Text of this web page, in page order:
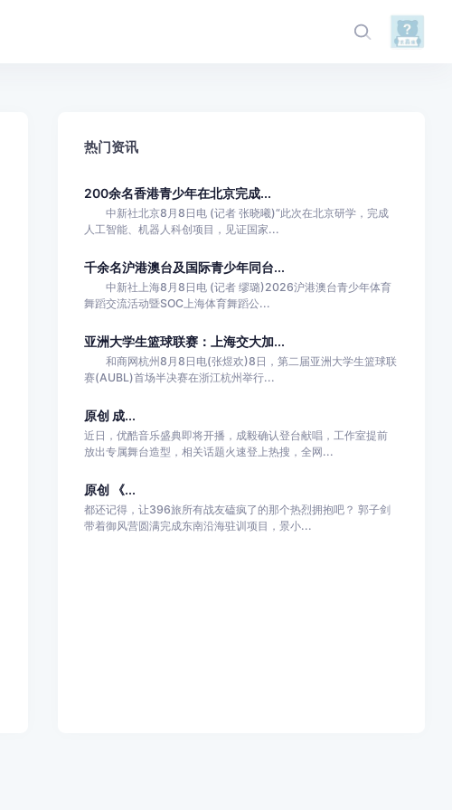
热门资讯
200余名香港青少年在北京完成...
中新社北京8月8日电 (记者 张晓曦)“此次在北京研学，完成
人工智能、机器人科创项目，见证国家...
千余名沪港澳台及国际青少年同台...
中新社上海8月8日电 (记者 缪璐)2026沪港澳台青少年体育
舞蹈交流活动暨SOC上海体育舞蹈公...
亚洲大学生篮球联赛：上海交大加...
和商网杭州8月8日电(张煜欢)8日，第二届亚洲大学生篮球联
赛(AUBL)首场半决赛在浙江杭州举行...
原创 成...
近日，优酷音乐盛典即将开播，成毅确认登台献唱，工作室提前
放出专属舞台造型，相关话题火速登上热搜，全网...
原创 《...
都还记得，让396旅所有战友磕疯了的那个热烈拥抱吧？ 郭子剑
带着御风营圆满完成东南沿海驻训项目，景小...